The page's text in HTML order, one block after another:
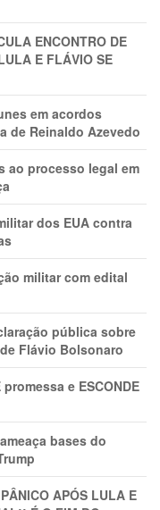
ENCONTRO DE
E FLÁVIO SE
em acordos
de Reinaldo Azevedo
ao processo legal em
dos EUA contra
militar com edital
pública sobre
Flávio Bolsonaro
e ESCONDE
bases do
APÓS LULA E